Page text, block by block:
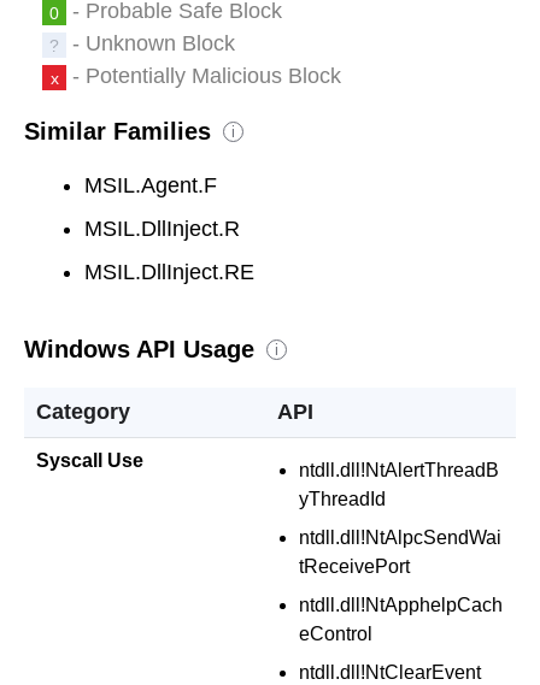
0 - Probable Safe Block
? - Unknown Block
x - Potentially Malicious Block
Similar Families i
MSIL.Agent.F
MSIL.DllInject.R
MSIL.DllInject.RE
Windows API Usage i
Category API
Syscall Use
ntdll.dll!NtAlertThreadB
yThreadId
ntdll.dll!NtAlpcSendWai
tReceivePort
ntdll.dll!NtApphelpCach
eControl
ntdll.dll!NtClearEvent